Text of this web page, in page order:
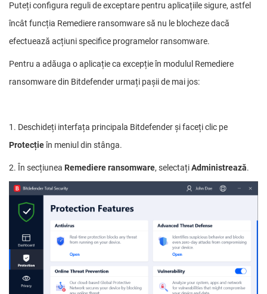
Puteți configura reguli de exceptare pentru aplicațiile sigure, astfel
încât funcția Remediere ransomware să nu le blocheze dacă
efectuează acțiuni specifice programelor ransomware.
Pentru a adăuga o aplicație ca excepție în modulul Remediere
ransomware din Bitdefender urmați pașii de mai jos:
1. Deschideți interfața principala Bitdefender și faceți clic pe
Protecțieîn meniul din stânga.
2. În secțiunea Remediere ransomware, selectațiAdministrează.